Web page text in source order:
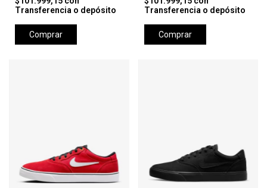
Transferencia o depósito
Comprar
Transferencia o depósito
Comprar